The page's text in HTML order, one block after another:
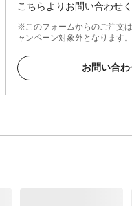
こちらよりお問い合わせく
※このフォームからのご注文
ャンペーン対象外となります。
お問い合わ